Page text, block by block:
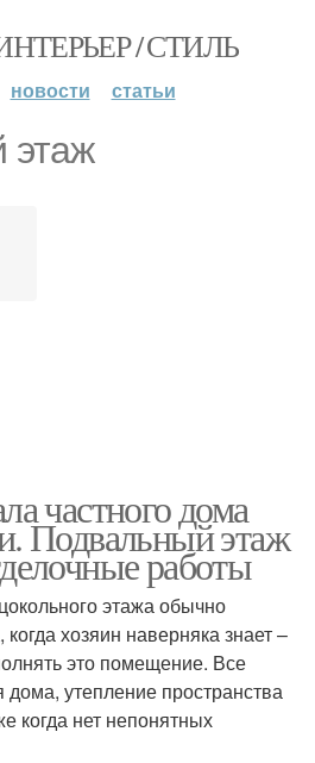
/ СТИЛЬ
новости статьи
этаж
частного дома
Подвальный этаж
работы
этажа обычно
хозяин наверняка знает –
это помещение. Все
дома, утепление пространства
когда нет непонятных